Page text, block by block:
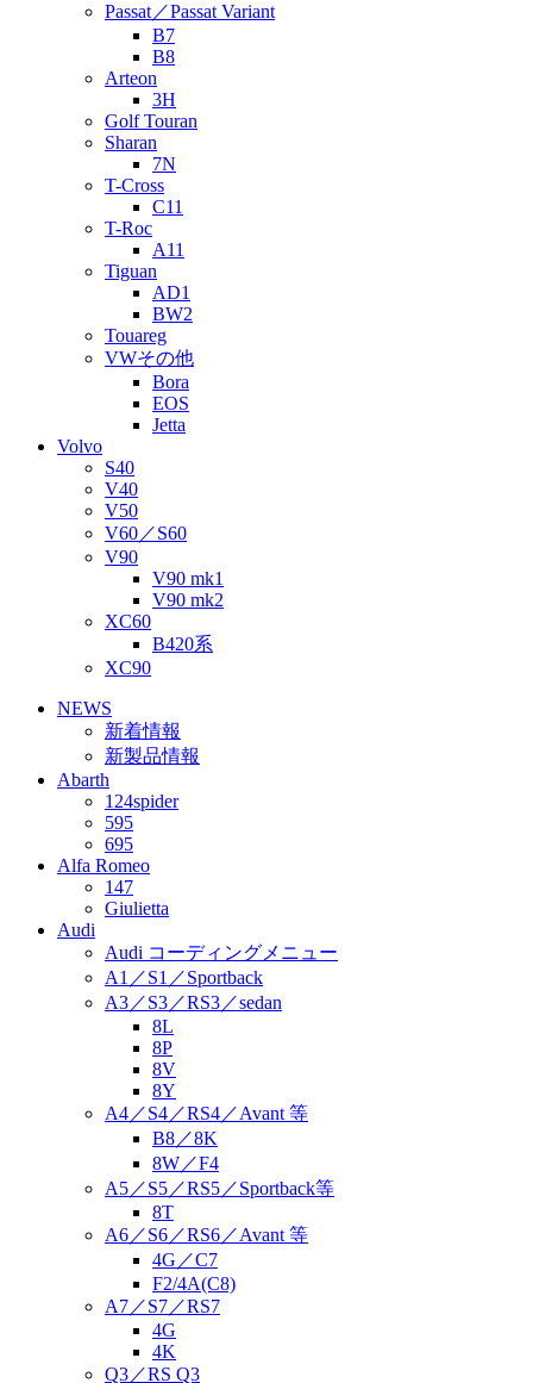
Passat／Passat Variant
B7
B8
Arteon
3H
Golf Touran
Sharan
7N
T-Cross
C11
T-Roc
A11
Tiguan
AD1
BW2
Touareg
VWその他
Bora
EOS
Jetta
Volvo
S40
V40
V50
V60／S60
V90
V90 mk1
V90 mk2
XC60
B420系
XC90
NEWS
新着情報
新製品情報
Abarth
124spider
595
695
Alfa Romeo
147
Giulietta
Audi
Audi コーディングメニュー
A1／S1／Sportback
A3／S3／RS3／sedan
8L
8P
8V
8Y
A4／S4／RS4／Avant 等
B8／8K
8W／F4
A5／S5／RS5／Sportback等
8T
A6／S6／RS6／Avant 等
4G／C7
F2/4A(C8)
A7／S7／RS7
4G
4K
Q3／RS Q3